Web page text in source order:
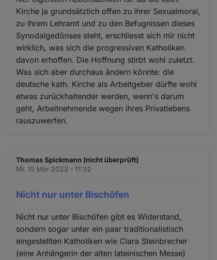
Kirche ja grundsätzlich offen zu ihrer Sexualmoral,
zu ihrem Lehramt und zu den Befugnissen dieses
Synodalgedönses steht, erschliesst sich mir nicht
wirklich, was sich die progressiven Katholiken
davon erhoffen. Die Hoffnung stirbt wohl zuletzt.
Was sich aber durchaus ändern könnte: die
deutsche kath. Kirche als Arbeitgeber dürfte wohl
etwas zurückhaltender werden, wenn's darum
geht, Arbeitnehmende wegen ihres Privatlebens
rauszuwerfen.
Thomas Spickmann (nicht überprüft)
Mi. 15 Mär 2023 - 11:32
Nicht nur unter Bischöfen
Nicht nur unter Bischöfen gibt es Widerstand,
sondern sogar unter ein paar traditionalistisch
eingestellten Katholiken wie Clara Steinbrecher
(eine Anhängerin der alten lateinischen Messe)